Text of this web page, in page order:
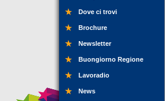
Dove ci trovi
Brochure
Newsletter
Buongiorno Regione
Lavoradio
News